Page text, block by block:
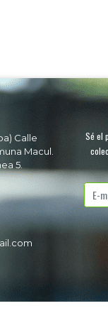
Calle
Macul.
5.
Sé el